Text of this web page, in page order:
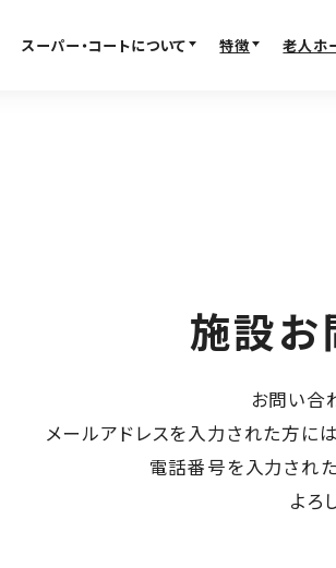
スーパー・コートについて 特徴 老人ホ
施設お
お問い合
メールアドレスを入力された方には
電話番号を入力され
よろ